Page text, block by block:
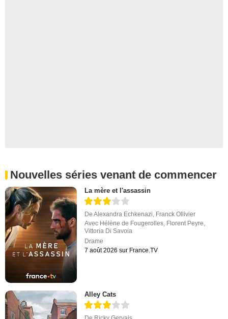
Nouvelles séries venant de commencer
La mère et l'assassin
DeAlexandra Echkenazi, Franck Ollivier
Avec Hélène de Fougerolles, Florent Peyre,
Vittoria Di Savoia
Drame
7 août 2026 sur France.TV
Alley Cats